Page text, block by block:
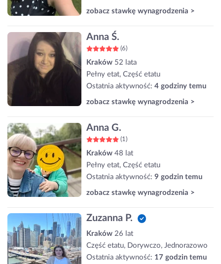
zobacz stawkę wynagrodzenia >
Anna Ś.
(6)
Kraków 52 lata
Pełny etat, Część etatu
Ostatnia aktywność: 4 godziny temu
zobacz stawkę wynagrodzenia >
Anna G.
(1)
Kraków 48 lat
Pełny etat, Część etatu
Ostatnia aktywność: 9 godzin temu
zobacz stawkę wynagrodzenia >
Zuzanna P.
Kraków 26 lat
Część etatu, Dorywczo, Jednorazowo
Ostatnia aktywność: 17 godzin temu